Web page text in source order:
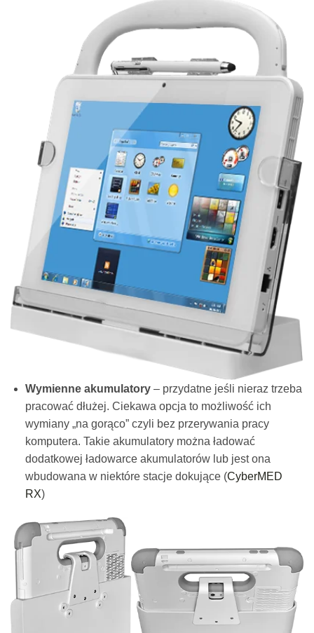
Wymienne akumulatory– przydatne jeśli nieraz trzeba
pracować dłużej. Ciekawa opcja to możliwość ich
wymiany „na gorąco” czyli bez przerywania pracy
komputera. Takie akumulatory można ładować
dodatkowej ładowarce akumulatorów lub jest ona
wbudowana w niektóre stacje dokujące (CyberMED
RX)